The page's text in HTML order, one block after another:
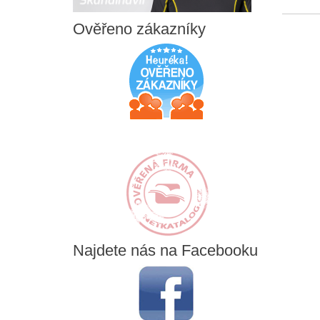
Ověřeno zákazníky
Najdete nás na Facebooku